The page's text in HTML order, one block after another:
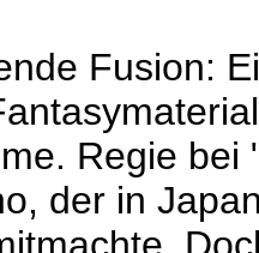
Fusion:
Regie
der in